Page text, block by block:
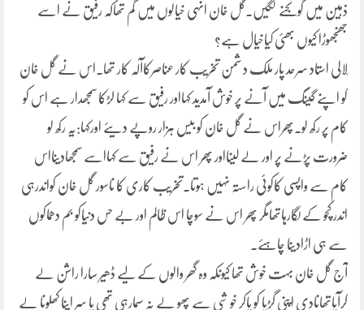
ذہین میں گونجنے لگیں۔گل خان انہی خیالوں میں گم تھاکہ رفیق نے اسے
جھنجھوڑا کیوں بھئی کیاخیال ہے؟
ٍلالی استاد سرحد پار ملک د شمن تخریب کار عناصرکاآلہ کار تھا۔اس نے گل خان
کو اپنے گینگ میں آنے پر خوش آمدید کہااور رفیق سے کہا لڑکا سمجھدار ہے اس کو
کام پر رکھ لو۔پھراس نے گل خان کو بیس ہزار روپے دیئے اورکہا:یہ رکھ لو
ضرورت پڑنے پر اور لے لینااور پھر اس نے رفیق سے کہااسے سمجھادینااس
کام سے واپسی کاکوئی راستہ نہیں ہوتا۔تخریب کاری کا ناسور گل خان کواندرہی
اندر کچو کے لگارہاتھامگر پھر اس نے سوچا اس ظالم اور بے حس دنیاکو بم دھماکوں
سے ہی اڑادینا چاہئے۔
آج گل خان بہت خوش تھا کیونکہ وہ گھر والوں کے لیے ڈھیر سارا راشن لے
کرآیاتھانادی اپنی گڑیا کو پاکر خو شی سے پھو لے نہ سمارہی تھی یا سر اپنا کھلونا لے